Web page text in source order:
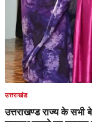
उत्तराखंड
उत्तराखण्ड राज्य के सभी